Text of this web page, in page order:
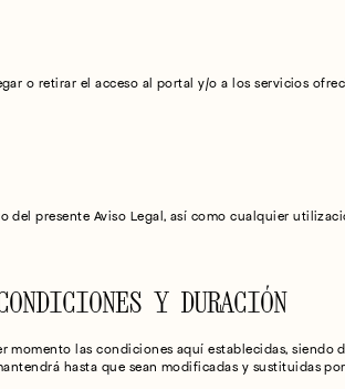
o retirar el acceso al portal y/o a los servicios
del presente Aviso Legal, así como cualquier
Y DURACIÓN
las condiciones aquí establecidas, siendo
hasta que sean modificadas y sustituidas